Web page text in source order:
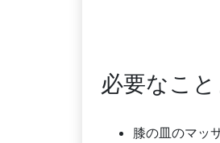
必要なこ
膝の皿のマッ